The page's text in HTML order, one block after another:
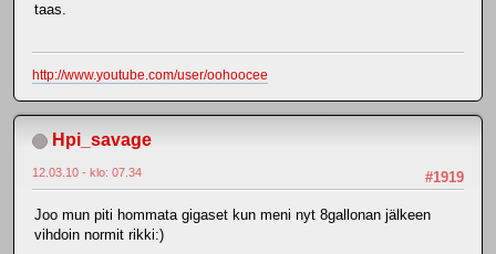
taas.
http://www.youtube.com/user/oohoocee
Hpi_savage
#1919
12.03.10 - klo: 07.34
Joo mun piti hommata gigaset kun meni nyt 8gallonan jälkeen
vihdoin normit rikki:)